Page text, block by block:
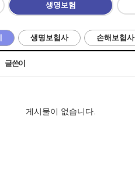
생명보험
생명보험사 손해보험사
글쓴이
게시물이 없습니다.